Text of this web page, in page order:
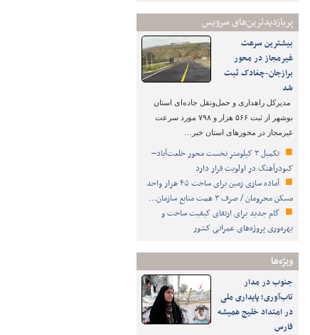
پربازدیدترین‌های سرویس
بیشترین سرعت
غیرمجاز در محور
برازجان-چغادک ثبت
شد
مدیرکل راهداری و حمل‌ونقل جاده‌ای استان
بوشهر از ثبت ۵۶۶ هزار و ۷۹۸ مورد سرعت
غیرمجاز در محورهای استان خبر…
تکمیل ۳ کیلومتر نخست محور خلعت‌آباد–
کبودرآهنگ در اولویت قرار دارد
آماده سازی زمین برای ساخت ۴۵ هزار واحد
مسکن محرومان / صرف ۳ همت منابع سازمان…
گام جدید برای ارتقای کیفیت ساخت و
بهره‌وری پروژه‌های عمرانی کشور
ویژه‌ها
جنوب در مدار
تاب‌آوری؛ پایداری ملی
در امتداد خلیج همیشه
فارس